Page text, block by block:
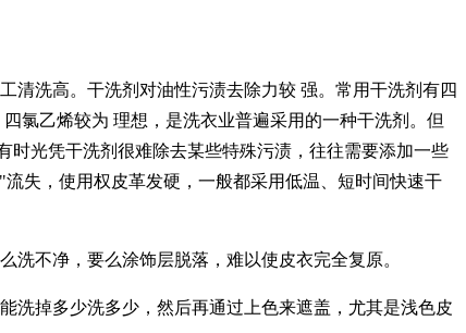
清洗高。干洗剂对油性污渍去除力较 强。常用干洗剂有四
氯乙烯较为 理想，是洗衣业普遍采用的一种干洗剂。但
时光凭干洗剂很难除去某些特殊污渍，往往需要添加一些
"流失，使用权皮革发硬，一般都采用低温、短时间快速干
不净，要么涂饰层脱落，难以使皮衣完全复原。
洗掉多少洗多少，然后再通过上色来遮盖，尤其是浅色皮